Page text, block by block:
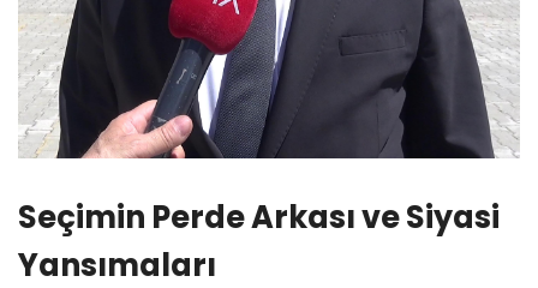
Seçimin Perde Arkası ve Siyasi
Yansımaları